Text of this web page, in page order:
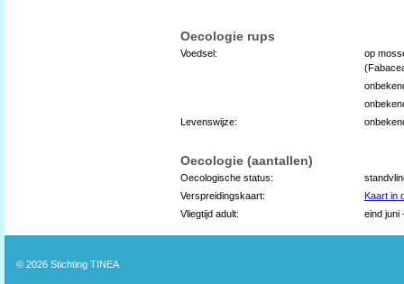
Oecologie rups
Voedsel:
op
Levenswijze:
Oecologie (aantallen)
Oecologische status:
Verspreidingskaart:
Kaart in
Vliegtijd adult:
eind juni
© 2026 Stichting TINEA